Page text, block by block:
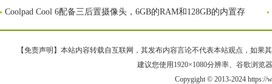
Coolpad Cool 6配备三后置摄像头，6GB的RAM和128GB的内置存
【免责声明】本站内容转载自互联网，其发布内容言论不代表本站观点，如果
建议您使用1920×1080分辨率、谷歌浏览
Copygight © 2013-2024 https://